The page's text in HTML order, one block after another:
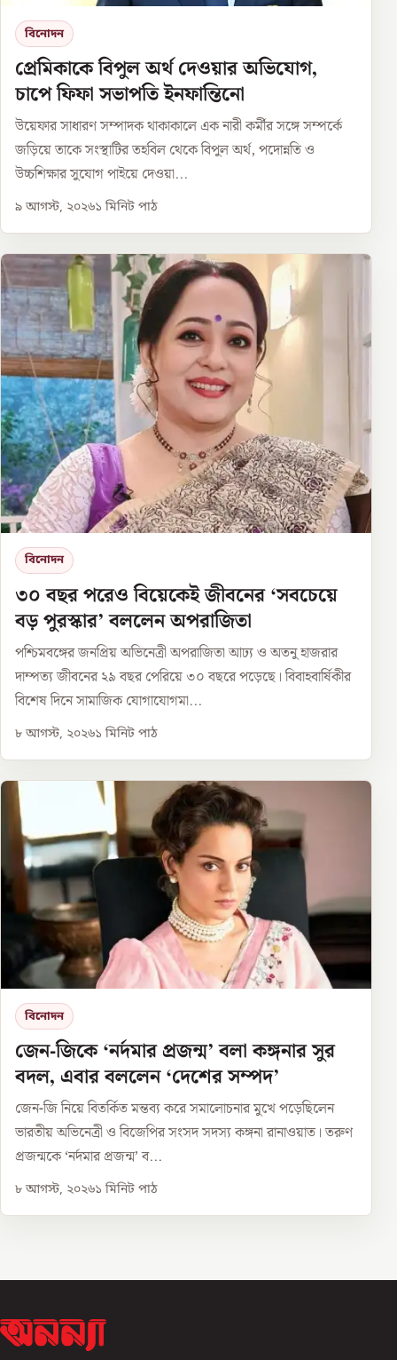
বিনোদন
প্রেমিকাকে বিপুল অর্থ দেওয়ার অভিযোগ,
চাপে ফিফা সভাপতি ইনফান্তিনো
উয়েফার সাধারণ সম্পাদক থাকাকালে এক নারী কর্মীর সঙ্গে সম্পর্কে
জড়িয়ে তাকে সংস্থাটির তহবিল থেকে বিপুল অর্থ, পদোন্নতি ও
উচ্চশিক্ষার সুযোগ পাইয়ে দেওয়া...
৯ আগস্ট, ২০২৬১ মিনিট পাঠ
বিনোদন
৩০ বছর পরেও বিয়েকেই জীবনের ‘সবচেয়ে
বড় পুরস্কার’ বললেন অপরাজিতা
পশ্চিমবঙ্গের জনপ্রিয় অভিনেত্রী অপরাজিতা আঢ্য ও অতনু হাজরার
দাম্পত্য জীবনের ২৯ বছর পেরিয়ে ৩০ বছরে পড়েছে। বিবাহবার্ষিকীর
বিশেষ দিনে সামাজিক যোগাযোগমা...
৮ আগস্ট, ২০২৬১ মিনিট পাঠ
বিনোদন
জেন-জিকে ‘নর্দমার প্রজন্ম’ বলা কঙ্গনার সুর
বদল, এবার বললেন ‘দেশের সম্পদ’
জেন-জি নিয়ে বিতর্কিত মন্তব্য করে সমালোচনার মুখে পড়েছিলেন
ভারতীয় অভিনেত্রী ও বিজেপির সংসদ সদস্য কঙ্গনা রানাওয়াত। তরুণ
প্রজন্মকে ‘নর্দমার প্রজন্ম’ ব...
৮ আগস্ট, ২০২৬১ মিনিট পাঠ